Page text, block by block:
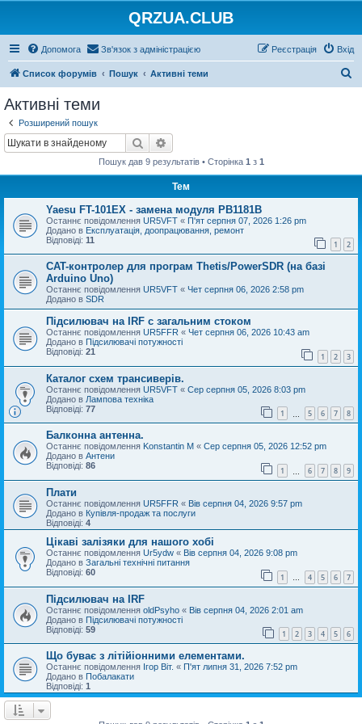
QRZUA.CLUB
Допомога Зв'язок з адміністрацією Вхід
Реєстрація
Список форумів Пошук Активні теми
Активні теми
Розширений пошук
Пошук
Пошук дав 9 результатів • Сторінка 1 з 1
Тем
Yaesu FT-101EX - замена модуля PB1181B
Останнє повідомлення UR5VFT « П'ят серпня 07, 2026 1:26 pm
Додано в Експлуатація, доопрацювання, ремонт
Відповіді: 11 1 2
CAT-контролер для програм Thetis/PowerSDR (на базі
Arduino Uno)
Останнє повідомлення UR5VFT « Чет серпня 06, 2026 2:58 pm
Додано в SDR
Підсилювач на IRF с загальним стоком
Останнє повідомлення UR5FFR « Чет серпня 06, 2026 10:43 am
Додано в Підсилювачі потужності
Відповіді: 21 1 2 3
Каталог схем трансиверів.
Останнє повідомлення UR5VFT « Сер серпня 05, 2026 8:03 pm
Додано в Лампова техніка
Відповіді: 77 1 5 6 7 8
Балконна антенна.
Останнє повідомлення Konstantin M « Сер серпня 05, 2026 12:52 pm
Додано в Антени
Відповіді: 86 1 6 7 8 9
Плати
Останнє повідомлення UR5FFR « Вів серпня 04, 2026 9:57 pm
Додано в Купівля-продаж та послуги
Відповіді: 4
Цікаві залізяки для нашого хобі
Останнє повідомлення Ur5ydw « Вів серпня 04, 2026 9:08 pm
Додано в Загальні технічні питання
Відповіді: 60 1 … 4 5 6 7
Підсилювач на IRF
Останнє повідомлення oldPsyho « Вів серпня 04, 2026 2:01 am
Додано в Підсилювачі потужності
Відповіді: 59 1 2 3 4 5 6
Що буває з літійіонними елементами.
Останнє повідомлення Ігор Віт. « П'ят липня 31, 2026 7:52 pm
Додано в Побалакати
Відповіді: 1